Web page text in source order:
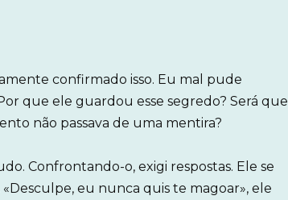
confirmado isso. Eu mal pude
que ele guardou esse segredo? Será que
não passava de uma mentira?
Confrontando-o, exigi respostas. Ele se
eu nunca quis te magoar», ele